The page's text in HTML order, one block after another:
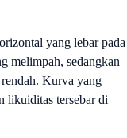
yang lebar pada
melimpah, sedangkan
Kurva yang
likuiditas tersebar di